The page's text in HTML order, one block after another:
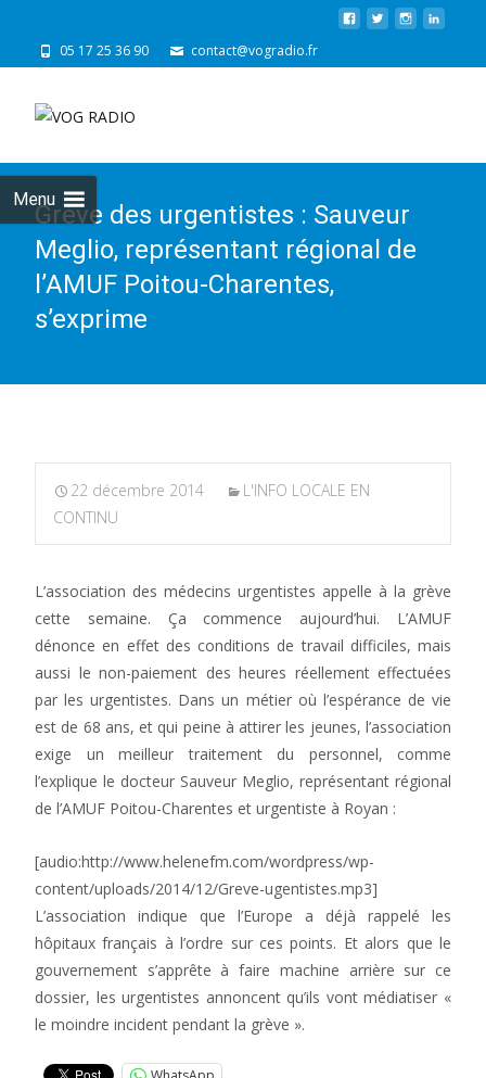
05 17 25 36 90 contact@vogradio.fr
Menu
Grève des urgentistes : Sauveur
Meglio, représentant régional de
l’AMUF Poitou-Charentes,
s’exprime
22 décembre 2014
L'INFO LOCALE EN
CONTINU
L’association des médecins urgentistes appelle à la grève
cette semaine. Ça commence aujourd’hui. L’AMUF
dénonce en effet des conditions de travail difficiles, mais
aussi le non-paiement des heures réellement effectuées
par les urgentistes. Dans un métier où l’espérance de vie
est de 68 ans, et qui peine à attirer les jeunes, l’association
exige un meilleur traitement du personnel, comme
l’explique le docteur Sauveur Meglio, représentant régional
de l’AMUF Poitou-Charentes et urgentiste à Royan :
[audio:http://www.helenefm.com/wordpress/wp-
content/uploads/2014/12/Greve-ugentistes.mp3]
L’association indique que l’Europe a déjà rappelé les
hôpitaux français à l’ordre sur ces points. Et alors que le
gouvernement s’apprête à faire machine arrière sur ce
dossier, les urgentistes annoncent qu’ils vont médiatiser «
le moindre incident pendant la grève ».